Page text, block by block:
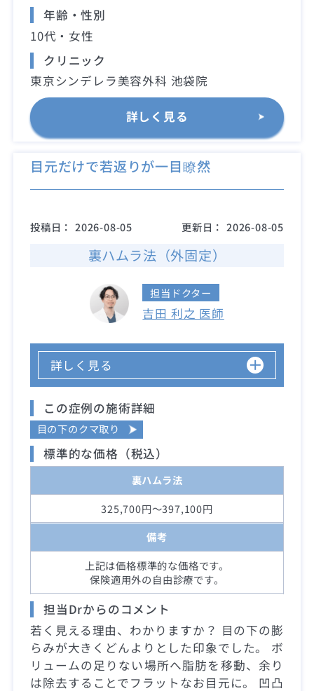
年齢・性別
10代・女性
クリニック
東京シンデレラ美容外科 池袋院
詳しく見る
目元だけで若返りが一目瞭然
投稿日： 2026-08-05 更新日： 2026-08-05
裏ハムラ法（外固定）
担当ドクター
吉田 利之 医師
詳しく見る
この症例の施術詳細
目の下のクマ取り
標準的な価格（税込）
裏ハムラ法
325,700円～397,100円
備考
上記は価格標準的な価格です。
保険適用外の自由診療です。
担当Drからのコメント
若く見える理由、わかりますか？ 目の下の膨
らみが大きくどんよりとした印象でした。 ボ
リュームの足りない場所へ脂肪を移動、余り
は除去することでフラットなお目元に。 凹凸